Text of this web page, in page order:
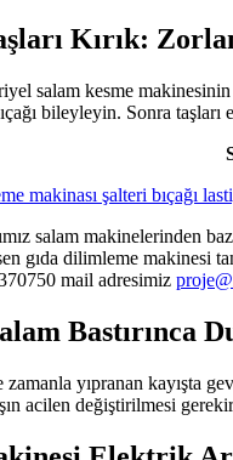
Kırık:
salam kesme makinesinin
bileyleyin. Sonra
salam makinelerinden
gıda dilimleme makinesi
mail adresimiz
Bastırınca
yıpranan kayışta
acilen değiştirilmesi